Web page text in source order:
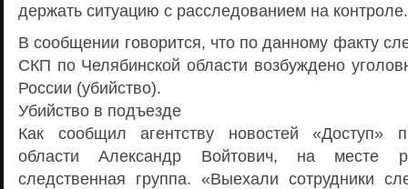
держать ситуацию с расследованием на контроле.
В сообщении говорится, что по данному факту
СКП по Челябинской области возбуждено
России (убийство).
Убийство в подъезде
Как сообщил агентству новостей «Доступ»
области Александр Войтович, на месте
следственная группа. «Выехали сотрудники